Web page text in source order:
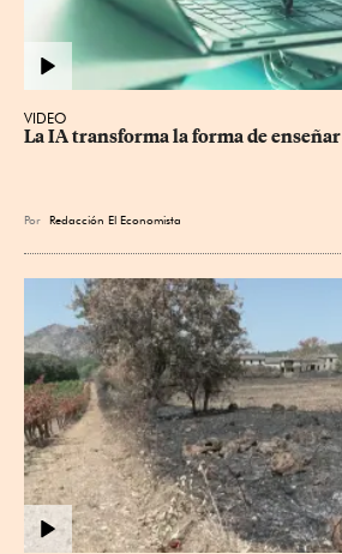
VIDEO
La IA transforma la forma de enseñar
Por Redacción El Economista